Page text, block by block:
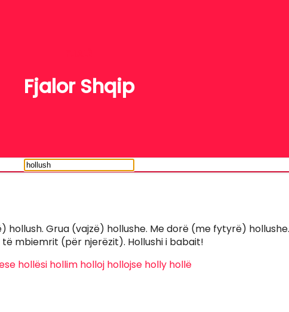
Fjalor Shqip
hollush. Grua (vajzë) hollushe. Me dorë (me fytyrë) hollushe.
mbiemrit (për njerëzit). Hollushi i babait!
hollësi hollim holloj hollojse holly hollë